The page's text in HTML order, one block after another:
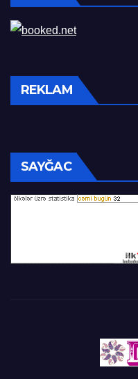
REKLAM
SAYĞAC